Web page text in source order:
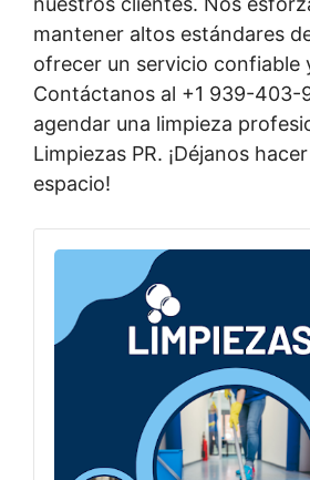
mantener altos estándares
ofrecer un servicio confiable
Contáctanos al +1 939-403-
agendar una limpieza
Limpiezas PR. ¡Déjanos
espacio!